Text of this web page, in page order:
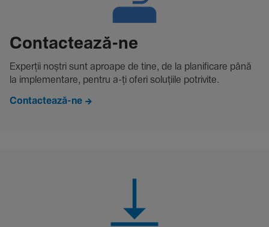
Contac­tează-ne
Experții noștri sunt aproape de tine, de la plani­fi­care până
la imple­men­tare, pentru a-ți oferi solu­țiile potri­vite.
Contactează-ne